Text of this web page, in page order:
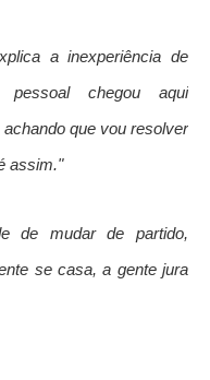
a inexperiência de
chegou aqui
que vou resolver
assim."
de mudar de partido,
se casa, a gente jura